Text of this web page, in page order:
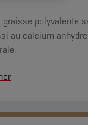
graisse polyvalente
au calcium